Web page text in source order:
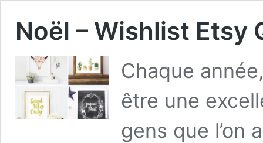
Noël – Wishlist Etsy
Chaque
être une
gens que l’on